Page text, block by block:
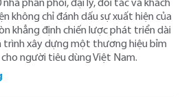
nhà phân phối, đại lý, đối tác và khách
không chỉ đánh dấu sự xuất hiện của
khẳng định chiến lược phát triển dài
trình xây dựng một thương hiệu bỉm
người tiêu dùng Việt Nam.